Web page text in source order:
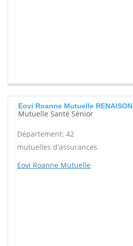
Eovi Roanne Mutuelle RENAISON
Mutuelle Santé Sénior
Département: 42
mutuelles d'assurances
Eovi Roanne Mutuelle